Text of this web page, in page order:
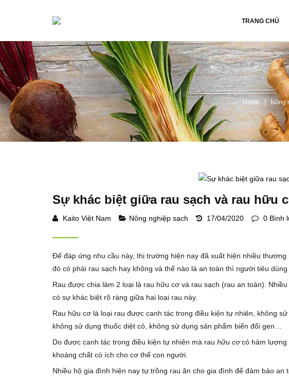
TRANG CHỦ
Home Nông
Sự khác biệt giữa rau sạch và rau hữu
Kaito Việt Nam Nông nghiệp sạch 17/04/2020 0 Bình
Để đáp ứng nhu cầu này, thị trường hiện nay đã xuất hiện nhiều
đó có phải rau sạch hay không và thế nào là an toàn thì người tiêu
Rau được chia làm 2 loại là rau hữu cơ và rau sạch (rau an toàn).
có sự khác biệt rõ ràng giữa hai loại rau này.
Rau hữu cơ là loại rau được canh tác trong điều kiện tự nhiên, không
không sử dụng thuốc diệt cỏ, không sử dụng sản phẩm biến đổi gen…
Do được canh tác trong điều kiện tự nhiên mà rau hữu cơcó hàm lượng
khoáng chất có ích cho cơ thể con người.
Nhiều hộ gia đình hiện nay tự trồng rau ăn cho gia đình để đảm bảo an